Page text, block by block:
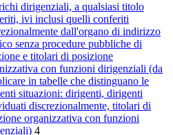
dirigenziali, a qualsiasi titolo
ivi inclusi quelli conferiti
dall'organo di indirizzo
senza procedure pubbliche di
e titolari di posizione
con funzioni dirigenziali (da
in tabelle che distinguano le
situazioni: dirigenti, dirigenti
discrezionalmente, titolari di
organizzativa con funzioni
4